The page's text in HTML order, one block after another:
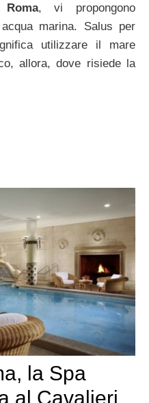
, vi propongono
marina. Salus per
utilizzare il mare
allora, dove risiede la
la Spa
al Cavalieri